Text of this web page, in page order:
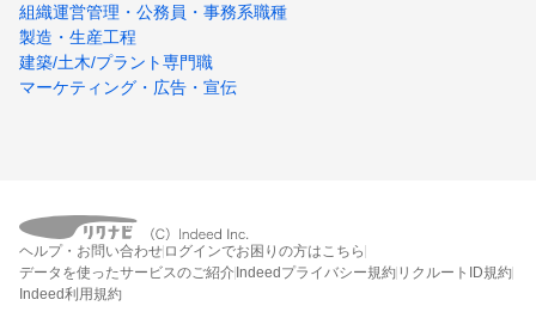
組織運営管理・公務員・事務系職種
製造・生産工程
建築/土木/プラント専門職
マーケティング・広告・宣伝
ヘルプ・お問い合わせ ログインでお困りの方はこちら
データを使ったサービスのご紹介Indeedプライバシー規約 リクルートID規約
Indeed利用規約